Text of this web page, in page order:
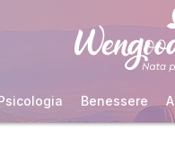
Benessere